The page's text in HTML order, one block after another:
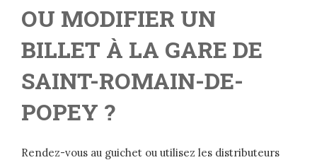
OU MODIFIER UN
BILLET À LA GARE DE
SAINT-ROMAIN-DE-
POPEY ?
Rendez-vous au guichet ou utilisez les distributeurs